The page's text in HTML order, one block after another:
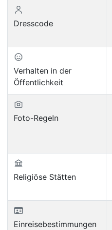
Dresscode
Verhalten in der
Öffentlichkeit
Foto-Regeln
Religiöse Stätten
Einreisebestimmungen